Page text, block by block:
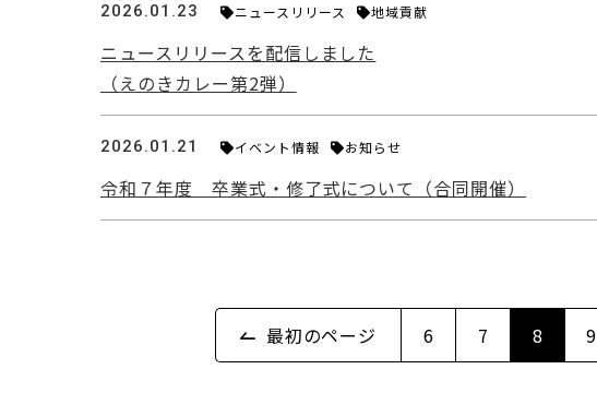
2026.01.23 ニュースリリース 地域貢献
ニュースリリースを配信しました
（えのきカレー第2弾）
2026.01.21 イベント情報 お知らせ
令和７年度 卒業式・修了式について（合同開催）
最初のページ 6 7 8 9